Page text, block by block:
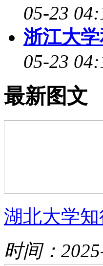
05-23
浙江大
05-23
最新图文
湖北大学
时间：